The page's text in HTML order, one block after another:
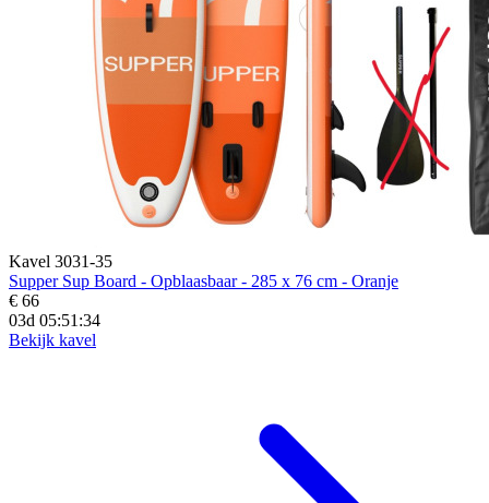
Kavel 3031-35
Supper Sup Board - Opblaasbaar - 285 x 76 cm - Oranje
€ 66
03d 05:51:33
Bekijk kavel